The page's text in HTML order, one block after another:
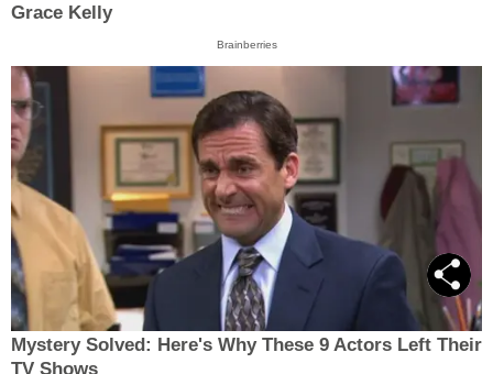
Grace Kelly
Brainberries
Mystery Solved: Here's Why These 9 Actors Left Their
TV Shows